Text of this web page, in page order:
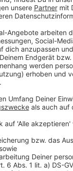
Für
400ml
3 St
10g
3 St
Raz el
Salz
Anzeige
Und so